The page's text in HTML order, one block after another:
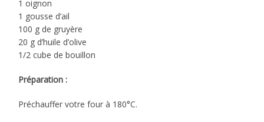
1 oignon
1 gousse d’ail
100 g de gruyère
20 g d’huile d’olive
1/2 cube de bouillon
Préparation :
Préchauffer votre four à 180°C.